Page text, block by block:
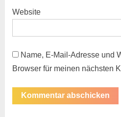
Website
Name, E-Mail-Adresse und
Browser für meinen nächsten